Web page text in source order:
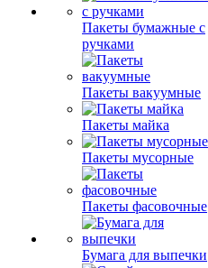
Пакеты бумажные с
ручками
Пакеты вакуумные
Пакеты майка
Пакеты мусорные
Пакеты фасовочные
Бумага для выпечки